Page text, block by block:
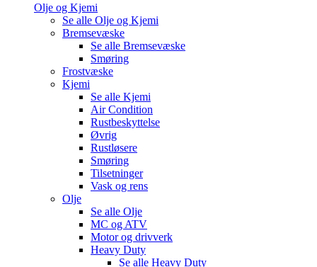
Olje og Kjemi
Se alle Olje og Kjemi
Bremsevæske
Se alle Bremsevæske
Smøring
Frostvæske
Kjemi
Se alle Kjemi
Air Condition
Rustbeskyttelse
Øvrig
Rustløsere
Smøring
Tilsetninger
Vask og rens
Olje
Se alle Olje
MC og ATV
Motor og drivverk
Heavy Duty
Se alle Heavy Duty